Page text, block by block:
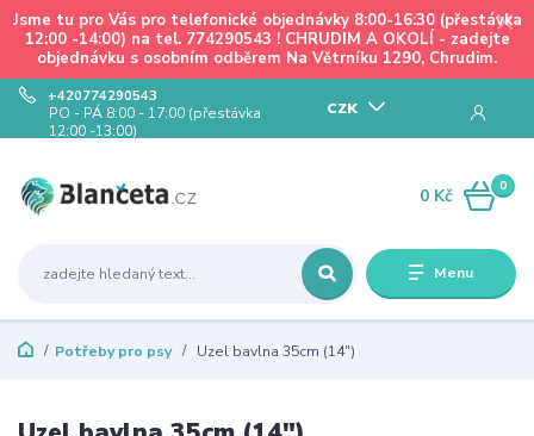
Jsme tu pro Vás pro telefonické objednávky 8:00-16:30 (přestávka
12:00 -14:00) na tel. 774290543 ! CHRUDIM A OKOLÍ - zadejte
objednávku s osobním odběrem Na Větrníku 1290, Chrudim.
Menu
CZK
+420774290543
PO - PÁ 8:00 - 17:00 (přestávka
12:00 -13:00)
0
0 Kč
Potřeby pro psy Uzel bavlna 35cm (14")